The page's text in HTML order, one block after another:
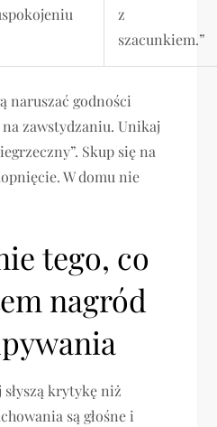
z
szacunkiem.”
naruszać godności
zawstydzaniu. Unikaj
Skup się na
W domu nie
tego, co
nagród
krytykę niż
są głośne i